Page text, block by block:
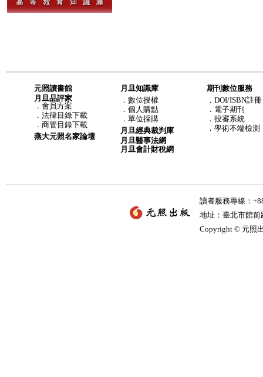
元照讀書館
月旦品評家
． 會員方案
． 法律目錄下載
． 商管目錄下載
燕大元照名家論壇
月旦知識庫
． 數位授權
． 個人購點
． 單位採購
月旦經典裁判庫
月旦醫事法網
月旦會計財稅網
期刊數位服務
．DOI/ISBN註冊
．電子期刊
．投審系統
．學術不端檢測
讀者服務專線：
地址：臺北市館
Copyright © 元照